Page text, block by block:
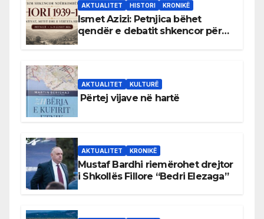
AKTUALITET HISTORI KRONIKË
Ismet Azizi: Petnjica bëhet
qendër e debatit shkencor për
AKTUALITET KULTURË
Përtej vijave në hartë
AKTUALITET KRONIKË
Mustaf Bardhi riemërohet drejtor
i Shkollës Fillore “Bedri Elezaga”